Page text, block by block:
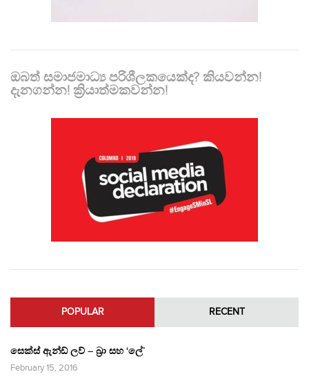
ඔබත් සමාජමාධ්‍ය පරිශීලකයෙක්ද? කියවන්න!
දැනගන්න! ක්‍රියාත්මකවන්න!
POPULAR RECENT
සෙක්ස් ඇන්ඩ් ලව් – බ්‍රා සහ ‘ලේ’
February 15, 2016